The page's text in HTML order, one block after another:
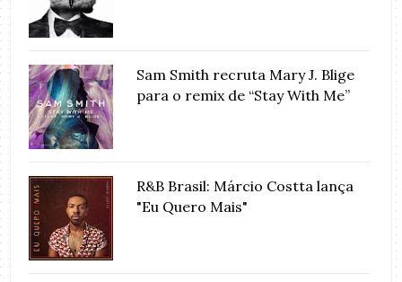
Sam Smith recruta Mary J. Blige
para o remix de “Stay With Me”
R&B Brasil: Márcio Costta lança
"Eu Quero Mais"